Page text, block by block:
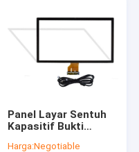
Panel Layar Sentuh
Kapasitif Bukti
Harga:Negotiable